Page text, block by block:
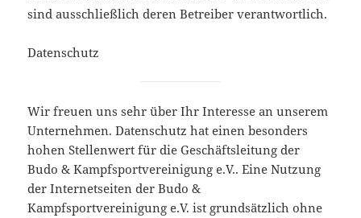
sind ausschließlich deren Betreiber verantwortlich.
Datenschutz
Wir freuen uns sehr über Ihr Interesse an unserem
Unternehmen. Datenschutz hat einen besonders
hohen Stellenwert für die Geschäftsleitung der
Budo & Kampfsportvereinigung e.V.. Eine Nutzung
der Internetseiten der Budo &
Kampfsportvereinigung e.V. ist grundsätzlich ohne